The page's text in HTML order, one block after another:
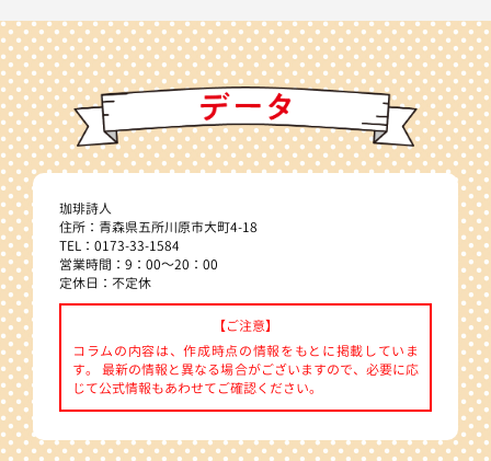
珈琲詩人
住所：青森県五所川原市大町4-18
TEL：0173-33-1584
営業時間：9：00～20：00
定休日：不定休
【ご注意】
コラムの内容は、作成時点の情報をもとに掲載していま
す。 最新の情報と異なる場合がございますので、必要に応
じて公式情報もあわせてご確認ください。